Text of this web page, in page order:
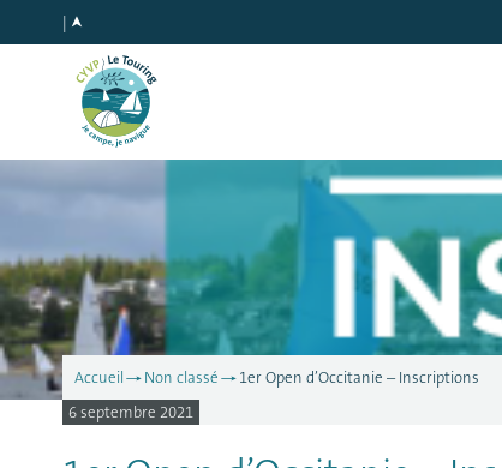
Accueil Non classé
1er Open d’Occitanie – Inscriptions
6 septembre 2021